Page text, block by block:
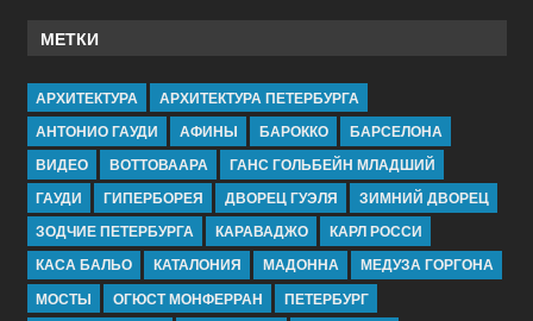
МЕТКИ
АРХИТЕКТУРА
АРХИТЕКТУРА ПЕТЕРБУРГА
АНТОНИО ГАУДИ
АФИНЫ БАРОККО
БАРСЕЛОНА
ВИДЕО
ВОТТОВААРА
ГАНС ГОЛЬБЕЙН МЛАДШИЙ
ГАУДИ
ГИПЕРБОРЕЯ ДВОРЕЦ ГУЭЛЯ
ЗИМНИЙ ДВОРЕЦ
ЗОДЧИЕ ПЕТЕРБУРГА
КАРАВАДЖО
КАРЛ РОССИ
КАСА БАЛЬО
КАТАЛОНИЯ МАДОННА
МЕДУЗА ГОРГОНА
МОСТЫ
ОГЮСТ МОНФЕРРАН ПЕТЕРБУРГ